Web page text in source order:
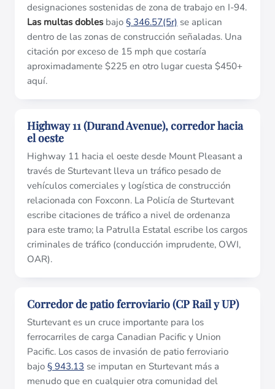
designaciones sostenidas de zona de trabajo en I-94.
Las multas doblesbajo § 346.57(5r) se aplican
dentro de las zonas de construcción señaladas. Una
citación por exceso de 15 mph que costaría
aproximadamente $225 en otro lugar cuesta $450+
aquí.
Highway 11 (Durand Avenue), corredor hacia
el oeste
Highway 11 hacia el oeste desde Mount Pleasant a
través de Sturtevant lleva un tráfico pesado de
vehículos comerciales y logística de construcción
relacionada con Foxconn. La Policía de Sturtevant
escribe citaciones de tráfico a nivel de ordenanza
para este tramo; la Patrulla Estatal escribe los cargos
criminales de tráfico (conducción imprudente, OWI,
OAR).
Corredor de patio ferroviario (CP Rail y UP)
Sturtevant es un cruce importante para los
ferrocarriles de carga Canadian Pacific y Union
Pacific. Los casos de invasión de patio ferroviario
bajo § 943.13 se imputan en Sturtevant más a
menudo que en cualquier otra comunidad del